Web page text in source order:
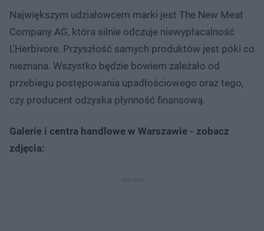
Największym udziałowcem marki jest The New Meat
Company AG, która silnie odczuje niewypłacalność
L'Herbivore. Przyszłość samych produktów jest póki co
nieznana. Wszystko będzie bowiem zależało od
przebiegu postępowania upadłościowego oraz tego,
czy producent odzyska płynność finansową.
Galerie i centra handlowe w Warszawie - zobacz
zdjęcia: